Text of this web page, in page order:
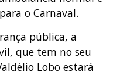
o Carnaval.
pública, a
que tem no seu
Lobo estará